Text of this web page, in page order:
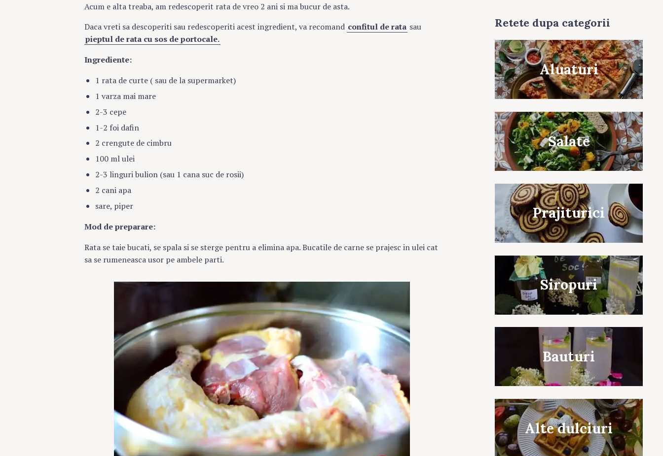
Retete dupa categorii
Aluaturi
Salate
Prajiturici
Siropuri
Bauturi
Alte dulciuri
Acum e alta treaba, am redescoperit rata de vreo 2 ani si ma bucur de asta.
Daca vreti sa descoperiti sau redescoperiti acest ingredient, va recomand confitul de rata sau
pieptul de rata cu sos de portocale.
Ingrediente:
1 rata de curte ( sau de la supermarket)
1 varza mai mare
2-3 cepe
1-2 foi dafin
2 crengute de cimbru
100 ml ulei
2-3 linguri bulion (sau 1 cana suc de rosii)
2 cani apa
sare, piper
Mod de preparare:
Rata se taie bucati, se spala si se sterge pentru a elimina apa. Bucatile de carne se prajesc in ulei cat
sa se rumeneasca usor pe ambele parti.